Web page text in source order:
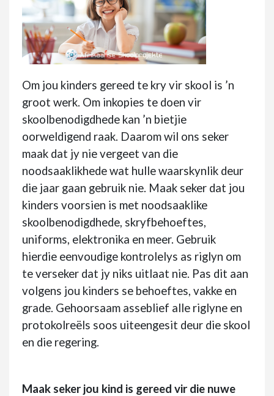
Om jou kinders gereed te kry vir skool is ’n
groot werk. Om inkopies te doen vir
skoolbenodigdhede kan ’n bietjie
oorweldigend raak. Daarom wil ons seker
maak dat jy nie vergeet van die
noodsaaklikhede wat hulle waarskynlik deur
die jaar gaan gebruik nie. Maak seker dat jou
kinders voorsien is met noodsaaklike
skoolbenodigdhede, skryfbehoeftes,
uniforms, elektronika en meer. Gebruik
hierdie eenvoudige kontrolelys as riglyn om
te verseker dat jy niks uitlaat nie. Pas dit aan
volgens jou kinders se behoeftes, vakke en
grade. Gehoorsaam asseblief alle riglyne en
protokolreëls soos uiteengesit deur die skool
en die regering.
Maak seker jou kind is gereed vir die nuwe